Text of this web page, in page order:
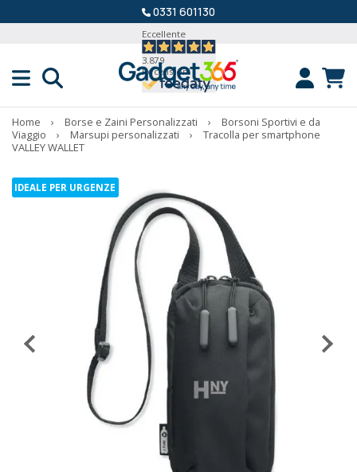
0331 601130
Eccellente
3.879
Recensioni
Home › Borse e Zaini Personalizzati ›
Borsoni Sportivi e da
Viaggio
› Marsupi personalizzati ›
Tracolla per smartphone
VALLEY WALLET
IDEALE PER URGENZE